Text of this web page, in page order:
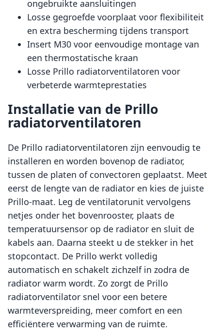
ongebruikte aansluitingen
Losse gegroefde voorplaat voor flexibiliteit
en extra bescherming tijdens transport
Insert M30 voor eenvoudige montage van
een thermostatische kraan
Losse Prillo radiatorventilatoren voor
verbeterde warmteprestaties
Installatie van de Prillo
radiatorventilatoren
De Prillo radiatorventilatoren zijn eenvoudig te
installeren en worden bovenop de radiator,
tussen de platen of convectoren geplaatst. Meet
eerst de lengte van de radiator en kies de juiste
Prillo-maat. Leg de ventilatorunit vervolgens
netjes onder het bovenrooster, plaats de
temperatuursensor op de radiator en sluit de
kabels aan. Daarna steekt u de stekker in het
stopcontact. De Prillo werkt volledig
automatisch en schakelt zichzelf in zodra de
radiator warm wordt. Zo zorgt de Prillo
radiatorventilator snel voor een betere
warmteverspreiding, meer comfort en een
efficiëntere verwarming van de ruimte.